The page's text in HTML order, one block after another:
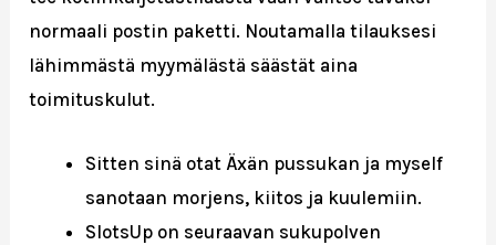
normaali postin paketti. Noutamalla tilauksesi
lähimmästä myymälästä säästät aina
toimituskulut.
Sitten sinä otat Äxän pussukan ja myself
sanotaan morjens, kiitos ja kuulemiin.
SlotsUp on seuraavan sukupolven